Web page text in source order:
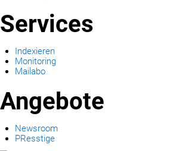
Services
Indexieren
Monitoring
Mailabo
Angebote
Newsroom
PResstige